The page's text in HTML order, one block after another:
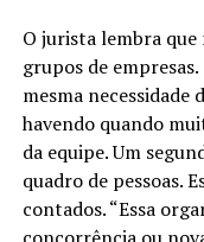
O jurista lembra
grupos de
mesma necessidade
havendo quando
da equipe. Um
quadro de pessoas.
contados. “Essa
concorrência ou